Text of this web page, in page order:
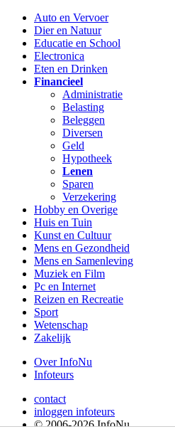
Auto en Vervoer
Dier en Natuur
Educatie en School
Electronica
Eten en Drinken
Financieel
Administratie
Belasting
Beleggen
Diversen
Geld
Hypotheek
Lenen
Sparen
Verzekering
Hobby en Overige
Huis en Tuin
Kunst en Cultuur
Mens en Gezondheid
Mens en Samenleving
Muziek en Film
Pc en Internet
Reizen en Recreatie
Sport
Wetenschap
Zakelijk
Over InfoNu
Infoteurs
contact
inloggen infoteurs
© 2006-2026 InfoNu